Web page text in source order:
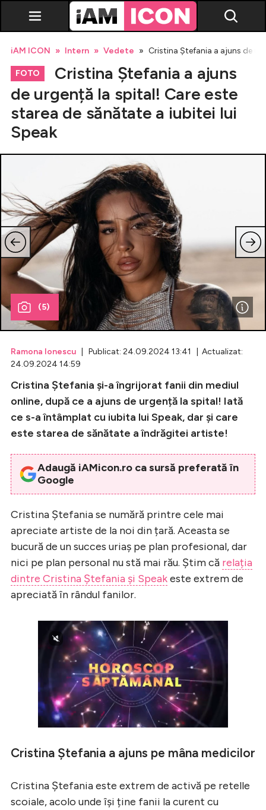
Evenimente
Emisiuni TV
Horoscop
Lifestyle
Celebrități
Breaking News
Creează cont
iAM ICON Intern Vedete Cristina Ștefania a ajuns de
FOTO
Cristina Ștefania a ajuns
de urgență la spital! Care este
starea de sănătate a iubitei lui
Speak
(5)
Ramona Ionescu | Publicat: 24.09.2024 13:41 | Actualizat:
24.09.2024 14:59
Cristina Ștefania și-a îngrijorat fanii din mediul
online, după ce a ajuns de urgență la spital! Iată
ce s-a întâmplat cu iubita lui Speak, dar și care
este starea de sănătate a îndrăgitei artiste!
Adaugă iAMicon.ro ca sursă preferată în
Google
Cristina Ștefania se numără printre cele mai
apreciate artiste de la noi din țară. Aceasta se
bucură de un succes uriaș pe plan profesional, dar
nici pe plan personal nu stă mai rău. Știm că relația
dintre Cristina Ștefania și Speakeste extrem de
apreciată în rândul fanilor.
Cristina Ștefania a ajuns pe mâna medicilor
Cristina Ștefania este extrem de activă pe retelle
scoiale, acolo unde își ține fanii la curent cu